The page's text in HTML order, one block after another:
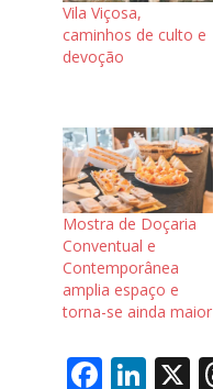
Vila Viçosa,
caminhos de culto e
devoção
Mostra de Doçaria
Conventual e
Contemporânea
amplia espaço e
torna-se ainda maior
F Li X